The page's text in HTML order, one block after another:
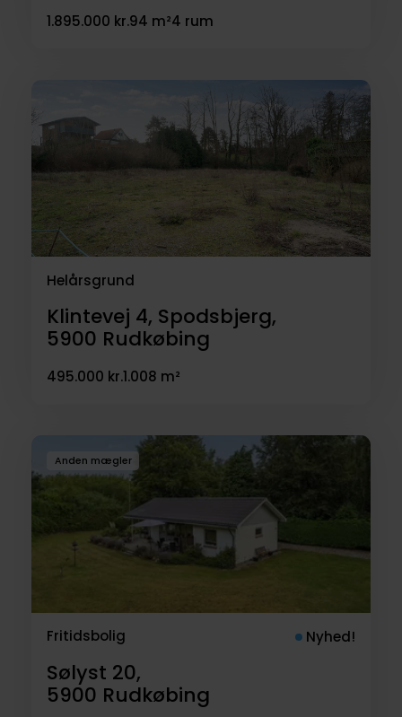
1.895.000 kr.94 m²4 rum
Helårsgrund
Klintevej 4, Spodsbjerg,
5900 Rudkøbing
495.000 kr.1.008 m²
Anden mægler
Fritidsbolig Nyhed!
Sølyst 20,
5900 Rudkøbing